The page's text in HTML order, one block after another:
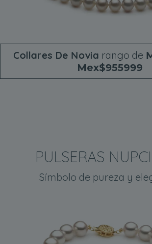
Collares De Novia rango de
Mex$955999
PULSERAS
Símbolo de pureza y